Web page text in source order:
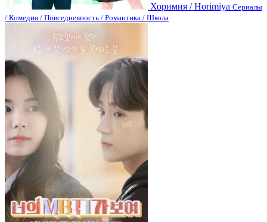
Хоримия / Horimiya Сериалы
/ Комедия / Повседневность / Романтика / Школа